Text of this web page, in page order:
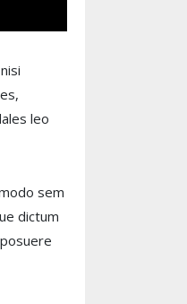
leo
sem
dictum